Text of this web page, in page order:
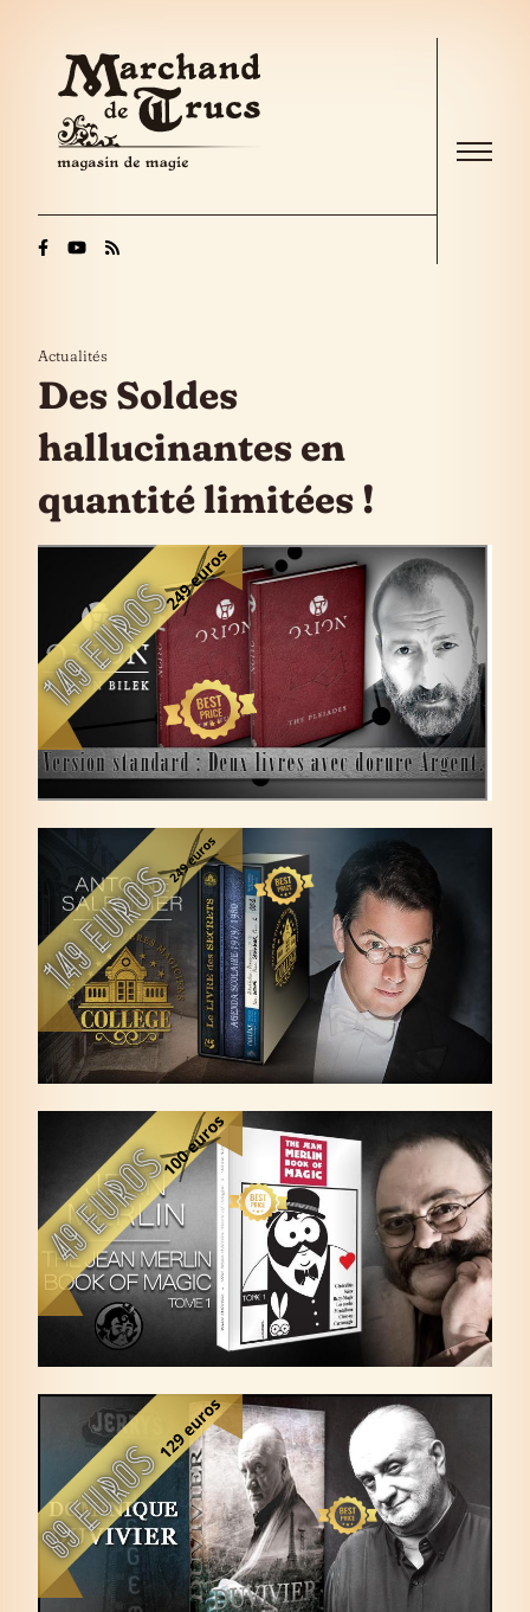
Actualités
Des Soldes
hallucinantes en
quantité limitées !